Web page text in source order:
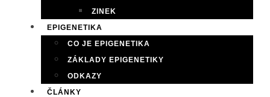
ZINEK
EPIGENETIKA
CO JE EPIGENETIKA
ZÁKLADY EPIGENETIKY
ODKAZY
ČLÁNKY